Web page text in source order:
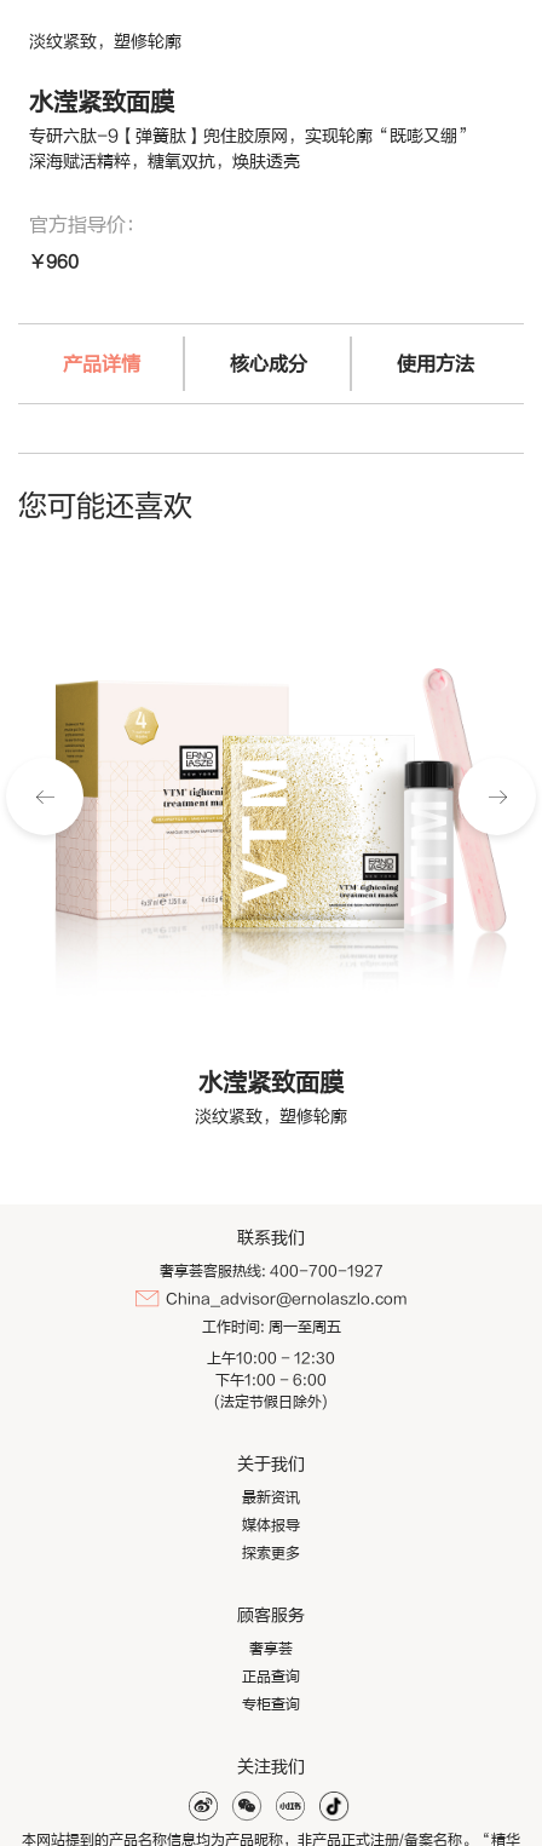
淡纹紧致，塑修轮廓
水滢紧致面膜
专研六肽-9【弹簧肽】兜住胶原网，实现轮廓“既嘭又绷”
深海赋活精粹，糖氧双抗，焕肤透亮
官方指导价：
￥960
产品详情 核心成分 使用方法
您可能还喜欢
水滢紧致面膜
淡纹紧致，塑修轮廓
关于我们
最新资讯
媒体报导
探索更多
顾客服务
奢享荟
正品查询
专柜查询
联系我们
奢享荟客服热线: 400-700-1927
China_advisor@ernolaszlo.com
工作时间: 周一至周五
上午10:00 - 12:30
下午1:00 - 6:00
(法定节假日除外)
关注我们
本网站提到的产品名称信息均为产品昵称，非产品正式注册/备案名称。“精华